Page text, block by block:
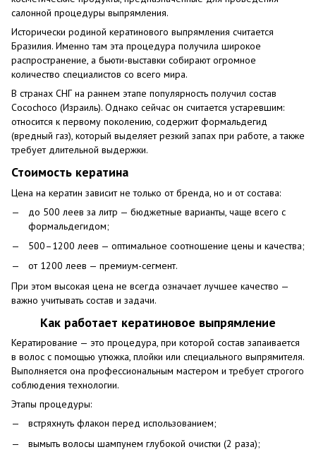
салонной процедуры выпрямления.
Исторически родиной кератинового выпрямления считается
Бразилия. Именно там эта процедура получила широкое
распространение, а бьюти-выставки собирают огромное
количество специалистов со всего мира.
В странах СНГ на раннем этапе популярность получил состав
Cocochoco (Израиль). Однако сейчас он считается устаревшим:
относится к первому поколению, содержит формальдегид
(вредный газ), который выделяет резкий запах при работе, а также
требует длительной выдержки.
Стоимость кератина
Цена на кератин зависит не только от бренда, но и от состава:
до 500 леев за литр — бюджетные варианты, чаще всего с
формальдегидом;
500–1200 леев — оптимальное соотношение цены и качества;
от 1200 леев — премиум-сегмент.
При этом высокая цена не всегда означает лучшее качество —
важно учитывать состав и задачи.
Как работает кератиновое выпрямление
Кератирование — это процедура, при которой состав запаивается
в волос с помощью утюжка, плойки или специального выпрямителя.
Выполняется она профессиональным мастером и требует строгого
соблюдения технологии.
Этапы процедуры:
встряхнуть флакон перед использованием;
вымыть волосы шампунем глубокой очистки (2 раза);